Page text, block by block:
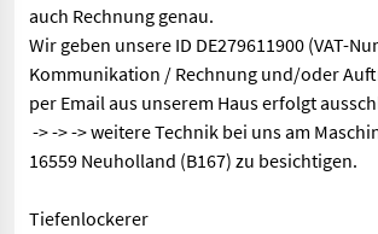
auch Rechnung genau.
Wir geben unsere ID DE279611900 (VAT-
Kommunikation / Rechnung und/oder
per Email aus unserem Haus erfolgt
-> -> -> weitere Technik bei uns am
16559 Neuholland (B167) zu besichtigen.
Tiefenlockerer